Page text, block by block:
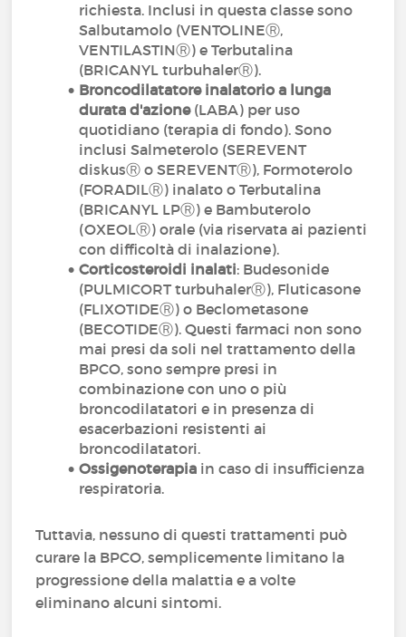
richiesta. Inclusi in questa classe sono
Salbutamolo (VENTOLINEⓇ,
VENTILASTINⓇ) e Terbutalina
(BRICANYL turbuhalerⓇ).
Broncodilatatore inalatorio a lunga
durata d'azione(LABA) per uso
quotidiano (terapia di fondo). Sono
inclusi Salmeterolo (SEREVENT
diskusⓇ o SEREVENTⓇ), Formoterolo
(FORADILⓇ) inalato o Terbutalina
(BRICANYL LPⓇ) e Bambuterolo
(OXEOLⓇ) orale (via riservata ai pazienti
con difficoltà di inalazione).
Corticosteroidi inalati: Budesonide
(PULMICORT turbuhalerⓇ), Fluticasone
(FLIXOTIDEⓇ) o Beclometasone
(BECOTIDEⓇ). Questi farmaci non sono
mai presi da soli nel trattamento della
BPCO, sono sempre presi in
combinazione con uno o più
broncodilatatori e in presenza di
esacerbazioni resistenti ai
broncodilatatori.
Ossigenoterapia in caso di insufficienza
respiratoria.
Tuttavia, nessuno di questi trattamenti può
curare la BPCO, semplicemente limitano la
progressione della malattia e a volte
eliminano alcuni sintomi.